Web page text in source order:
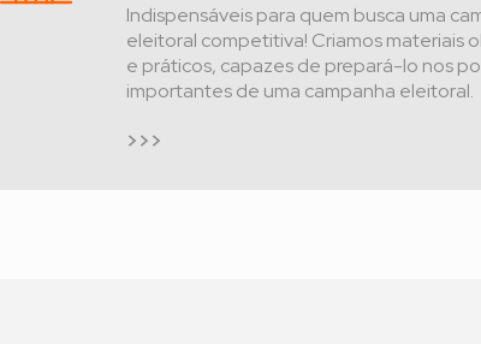
Indispensáveis para quem busca uma
eleitoral competitiva! Criamos materiais
e práticos, capazes de prepará-lo nos
importantes de uma campanha eleitoral.
>>>